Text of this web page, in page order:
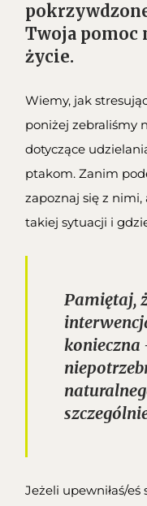
Twoja pomoc
życie.
Wiemy, jak
poniżej zebraliśmy
dotyczące
ptakom. Zanim
zapoznaj się z nimi,
takiej sytuacji i
Pamiętaj,
konieczna
Jeżeli upewniłaś/